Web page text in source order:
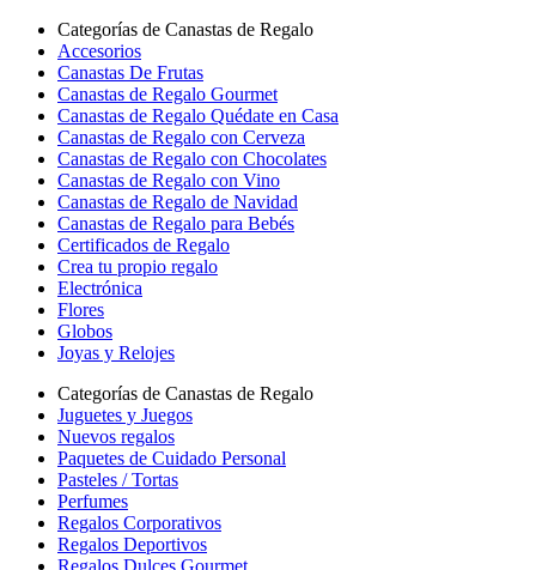
Categorías de Canastas de Regalo
Accesorios
Canastas De Frutas
Canastas de Regalo Gourmet
Canastas de Regalo Quédate en Casa
Canastas de Regalo con Cerveza
Canastas de Regalo con Chocolates
Canastas de Regalo con Vino
Canastas de Regalo de Navidad
Canastas de Regalo para Bebés
Certificados de Regalo
Crea tu propio regalo
Electrónica
Flores
Globos
Joyas y Relojes
Categorías de Canastas de Regalo
Juguetes y Juegos
Nuevos regalos
Paquetes de Cuidado Personal
Pasteles / Tortas
Perfumes
Regalos Corporativos
Regalos Deportivos
Regalos Dulces Gourmet